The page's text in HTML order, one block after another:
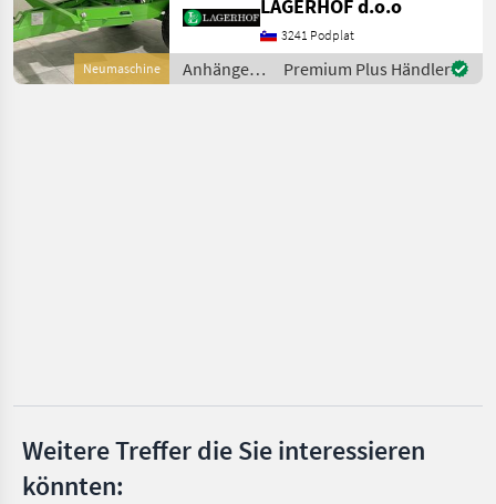
Pronar
Neumaschine
Hydraulische Bremse
Einachs-Dreiseitenkipper
Hofman TINA zeichnen sich
durch ein geringes
LAGERHOF d.o.o
3241 Podplat
Anhänger /
Hofman
Premium Plus Händler
Weitere Treffer die Sie interessieren
könnten: